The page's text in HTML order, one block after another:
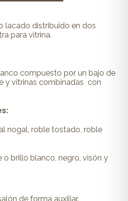
lacado distribuido en dos
para vitrina.
compuesto por un bajo de
y vitrinas combinadas con
nogal, roble tostado, roble
brillo blanco, negro, visón y
de forma auxiliar.